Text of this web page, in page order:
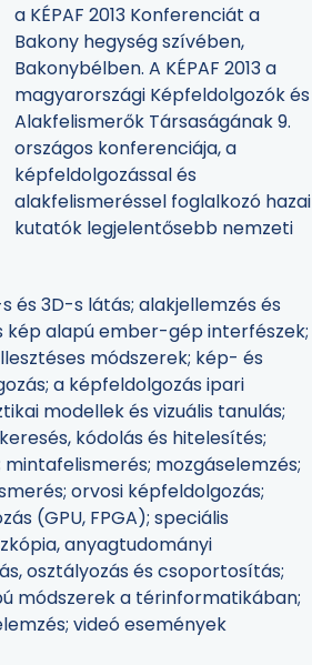
a KÉPAF 2013 Konferenciát a
Bakony hegység szívében,
Bakonybélben. A KÉPAF 2013 a
magyarországi Képfeldolgozók és
Alakfelismerők Társaságának 9.
országos konferenciája, a
képfeldolgozással és
alakfelismeréssel foglalkozó hazai
kutatók legjelentősebb nemzeti
és 3D-s látás; alakjellemzés és
kép alapú ember-gép interfészek;
módszerek; kép- és
a képfeldolgozás ipari
modellek és vizuális tanulás;
kódolás és hitelesítés;
mozgáselemzés;
orvosi képfeldolgozás;
(GPU, FPGA); speciális
anyagtudományi
osztályozás és csoportosítás;
módszerek a térinformatikában;
videó események